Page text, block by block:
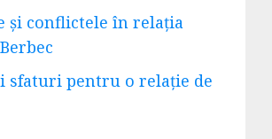
și conflictele în relația
sfaturi pentru o relație de